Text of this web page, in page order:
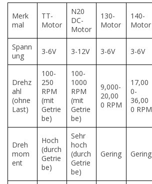
Merk
mal
TT-
Motor
N20
DC-
Motor
130-
Motor
140-
Motor
Spann
ung
3-6V 3-12V 3-6V 3-6V
Drehz
ahl
(ohne
Last)
100-
250
RPM
(mit
Getrie
be)
100-
1000
RPM
(mit
Getrie
be)
9,000-
20,00
0 RPM
17,00
0-
36,00
0 RPM
Dreh
mom
ent
Hoch
(durch
Getrie
be)
Sehr
hoch
(durch
Getrie
be)
Gering Gering